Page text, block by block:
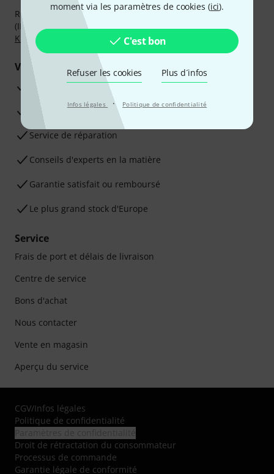
moment via les paramètres de cookies (ici).
C'est bon
Refuser les cookies Plus d´infos
Infos légales · Politique de confidentialité
Réglez de manière sûre et sécurisée par Virement
(IBAN/BIC), PayPal, Amazon Pay,Klarna Payer Maintenant
Klarna Payer en 3 fois
ou Carte de crédit.
Vos avantages
Ga­ran­tie Thomann 3 ans
Garantie 30 jours satisfait ou remboursé
Service de réparation
Conseils d'experts en la matière
Garantie satisfait ou remboursé
Le plus grand stock d'Europe
Service
Frais de port et délais de livraison
Centre de service
Bons d'achat
Nous contacter
Vente en magasin
Aperçu du service
CGV/Infos légales
Politique de confidentialité
Droit de rétractation du consommateur
Processus de commande
Garantie légale de conformité